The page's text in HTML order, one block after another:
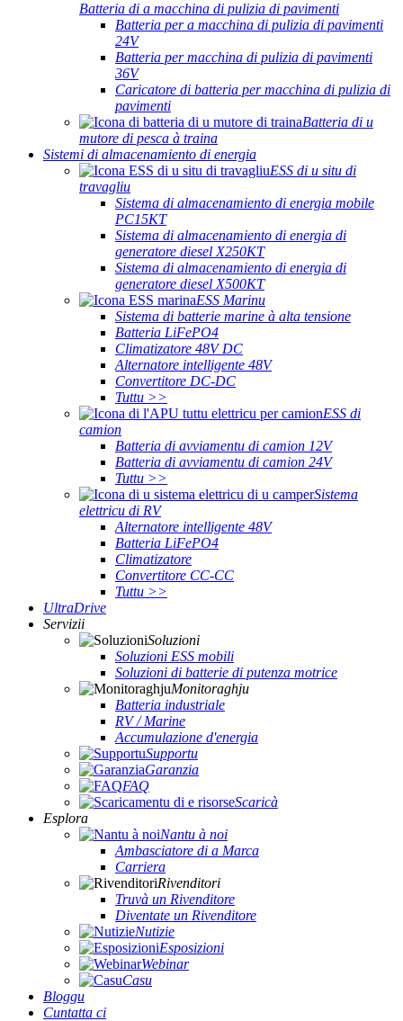
Batteria di a macchina di pulizia di pavimenti
Batteria per a macchina di pulizia di pavimenti
24V
Batteria per macchina di pulizia di pavimenti
36V
Caricatore di batteria per macchina di pulizia di
pavimenti
Batteria di u
mutore di pesca à traina
Sistemi di almacenamiento di energia
ESS di u situ di
travagliu
Sistema di almacenamiento di energia mobile
PC15KT
Sistema di almacenamiento di energia di
generatore diesel X250KT
Sistema di almacenamiento di energia di
generatore diesel X500KT
ESS Marinu
Sistema di batterie marine à alta tensione
Batteria LiFePO4
Climatizatore 48V DC
Alternatore intelligente 48V
Convertitore DC-DC
Tuttu >>
ESS di
camion
Batteria di avviamentu di camion 12V
Batteria di avviamentu di camion 24V
Tuttu >>
Sistema
elettricu di RV
Alternatore intelligente 48V
Batteria LiFePO4
Climatizatore
Convertitore CC-CC
Tuttu >>
UltraDrive
Servizii
Soluzioni
Soluzioni ESS mobili
Soluzioni di batterie di putenza motrice
Monitoraghju
Batteria industriale
RV / Marine
Accumulazione d'energia
Supportu
Garanzia
FAQ
Scaricà
Esplora
Nantu à noi
Ambasciatore di a Marca
Carriera
Rivenditori
Truvà un Rivenditore
Diventate un Rivenditore
Nutizie
Esposizioni
Webinar
Casu
Bloggu
Cuntatta ci